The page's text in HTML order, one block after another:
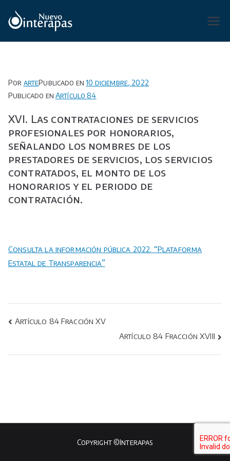
Potable, Alcantarillado y
Cerro de San Pedro.
Por artePublicado en10 diciembre, 2022
Publicado en Artículo 84
XVI. Las contrataciones de servicios
profesionales por honorarios,
señalando los nombres de los
prestadores de servicios, los servicios
contratados, el monto de los
honorarios y el periodo de
contratación.
Consulta la información pública 2022. “Plataforma
Estatal de Transparencia”
Navegación
Artículo 84 Fracción XV
Artículo 84 Fracción XVIII
Copyright ©Interapas